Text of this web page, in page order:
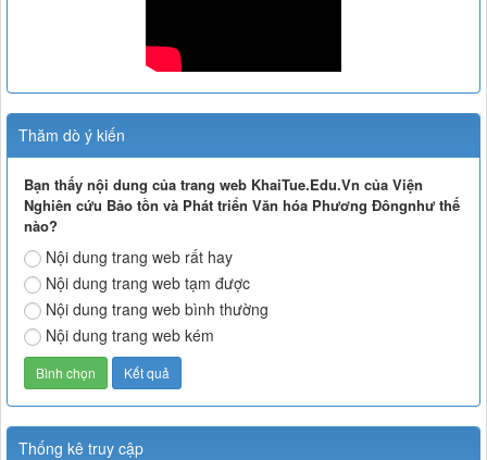
Thăm dò ý kiến
Bạn thấy nội dung của trang web KhaiTue.Edu.Vn của Viện
Nghiên cứu Bảo tồn và Phát triển Văn hóa Phương Đôngnhư thế
nào?
Nội dung trang web rất hay
Nội dung trang web tạm được
Nội dung trang web bình thường
Nội dung trang web kém
Thống kê truy cập